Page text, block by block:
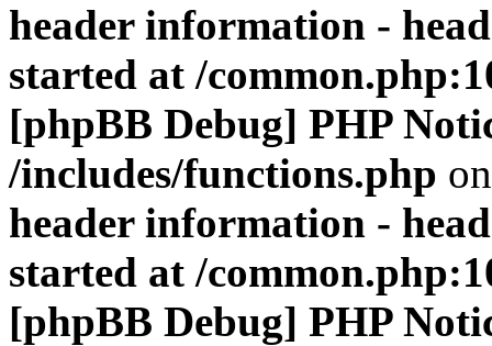
header information -
started at /
[phpBB Debug] PHP
/includes/functions.php
header information -
started at /
[phpBB Debug] PHP